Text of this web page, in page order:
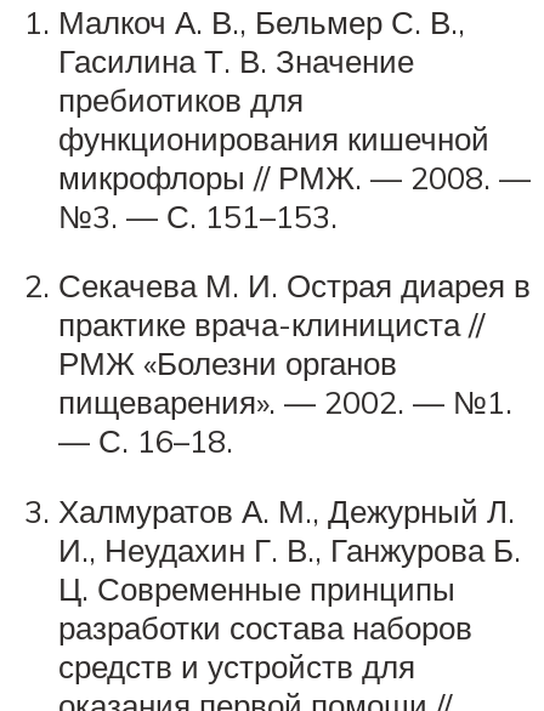
Малкоч А. В., Бельмер С. В.,
Гасилина Т. В. Значение
пребиотиков для
функционирования кишечной
микрофлоры // РМЖ. — 2008. —
№3. — С. 151–153.
Секачева М. И. Острая диарея в
практике врача-клинициста //
РМЖ «Болезни органов
пищеварения». — 2002. — №1.
— С. 16–18.
Халмуратов А. М., Дежурный Л.
И., Неудахин Г. В., Ганжурова Б.
Ц. Современные принципы
разработки состава наборов
средств и устройств для